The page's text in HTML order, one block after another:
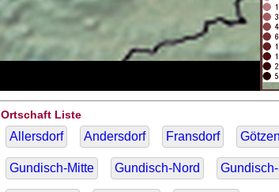
Ortschaft Liste
Allersdorf Andersdorf Fransdorf
Gundisch-Mitte Gundisch-Nord